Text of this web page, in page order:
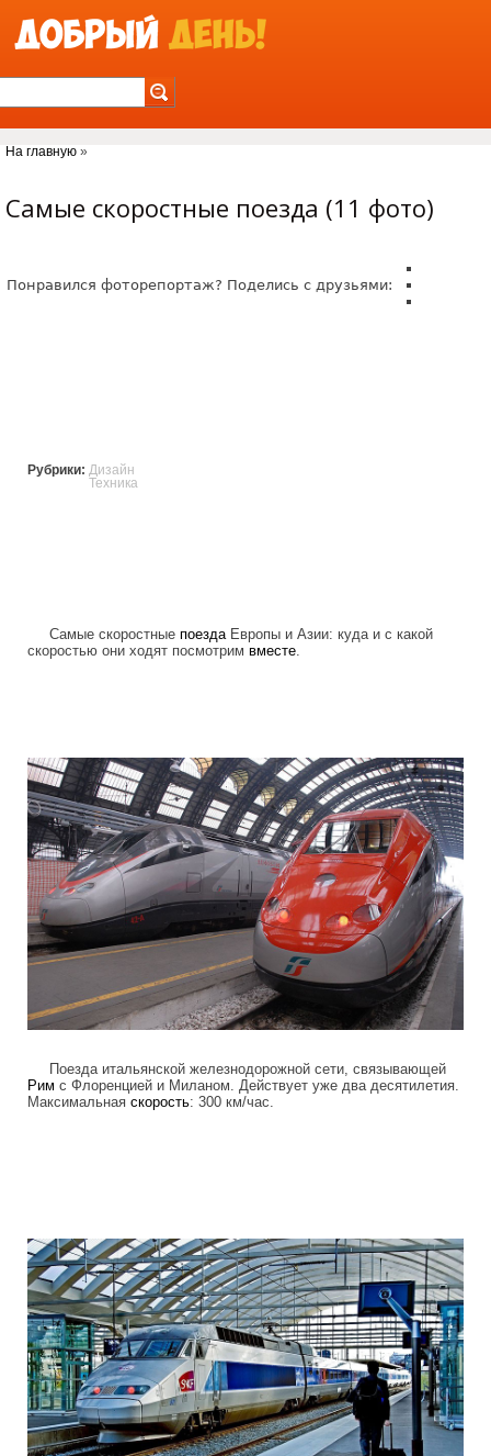
На главную »
Самые скоростные поезда (11 фото)
Понравился фоторепортаж? Поделись с друзьями:
Рубрики: Дизайн
Техника
Самые скоростные поезда Европы и Азии: куда и с какой
скоростью они ходят посмотрим вместе
Поезда итальянской железнодорожной сети, связывающей
Рим с Флоренцией и Миланом. Действует уже два десятилетия.
Максимальная скорость: 300 км/час.